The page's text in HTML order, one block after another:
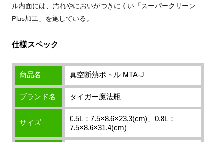
ル内面には、汚れやにおいがつきにくい「スーパークリーン
Plus加工」を施している。
仕様スペック
商品名 真空断熱ボトル MTA-J
ブランド名 タイガー魔法瓶
サイズ
0.5L：7.5×8.6×23.3(cm)、0.8L：
7.5×8.6×31.4(cm)